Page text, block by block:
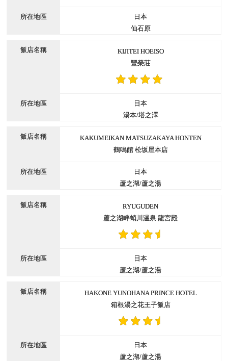
日本
仙石原
KIJITEI HOEISO
豐榮莊
日本
湯本/塔之澤
KAKUMEIKAN MATSUZAKAYA HONTEN
鶴鳴館 松坂屋本店
日本
蘆之湖/蘆之湯
RYUGUDEN
蘆之湖畔蛸川温泉 龍宮殿
日本
蘆之湖/蘆之湯
HAKONE YUNOHANA PRINCE HOTEL
箱根湯之花王子飯店
日本
蘆之湖/蘆之湯